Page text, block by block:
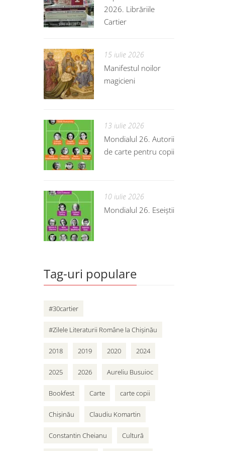
2026. Librăriile
Cartier
15 iulie 2026
Manifestul noilor
magicieni
13 iulie 2026
Mondialul 26. Autorii
de carte pentru copii
10 iulie 2026
Mondialul 26. Eseiștii
Tag-uri populare
#30cartier
#Zilele Literaturii Române la Chișinău
2018 2019 2020 2024
2025 2026 Aureliu Busuioc
Bookfest Carte carte copii
Chișinău Claudiu Komartin
Constantin Cheianu Cultură